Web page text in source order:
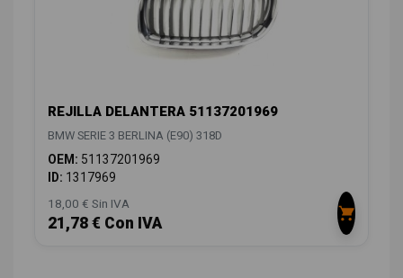
REJILLA DELANTERA 51137201969
BMW SERIE 3 BERLINA (E90) 318D
OEM: 51137201969
ID: 1317969
18,00 € Sin IVA
21,78 € Con IVA